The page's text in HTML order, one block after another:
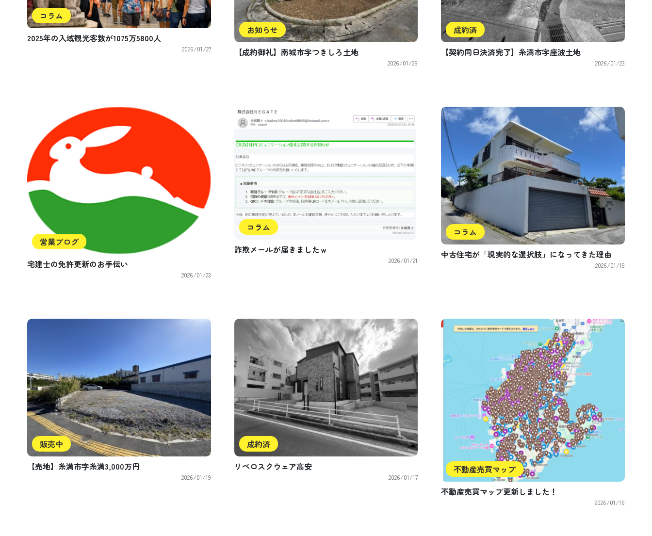
コラム
2025年の入域観光客数が1075万5800人
2026/01/27
お知らせ
【成約御礼】南城市字つきしろ土地
2026/01/26
成約済
【契約同日決済完了】糸満市字座波土地
2026/01/23
営業ブログ
宅建士の免許更新のお手伝い
2026/01/23
コラム
詐欺メールが届きましたｗ
2026/01/21
コラム
中古住宅が「現実的な選択肢」になってきた理由
2026/01/19
販売中
【売地】糸満市字糸満3,000万円
2026/01/19
成約済
リベロスクウェア高安
2026/01/17
不動産売買マップ
不動産売買マップ更新しました！
2026/01/16